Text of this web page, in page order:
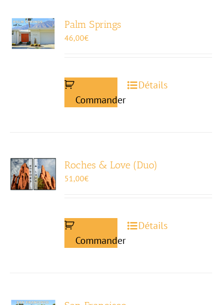
Palm Springs
46,00€
Commander
Détails
Roches & Love (Duo)
51,00€
Commander
Détails